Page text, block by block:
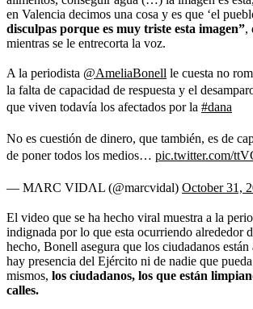
en Valencia decimos una cosa y es que ‘el
disculpas porque es muy triste esta imagen”,
mientras se le entrecorta la voz.
A la periodista @AmeliaBonell le cuesta no
la falta de capacidad de respuesta y el
que viven todavía los afectados por la #dana
No es cuestión de dinero, que también, es de
de poner todos los medios… pic.twitter.com/
— MΛRC VIDΛL (@marcvidal) October 31,
El video que se ha hecho viral muestra a la
indignada por lo que esta ocurriendo alrededor
hecho, Bonell asegura que los ciudadanos
hay presencia del Ejército ni de nadie que
mismos, los ciudadanos, los que están
calles.